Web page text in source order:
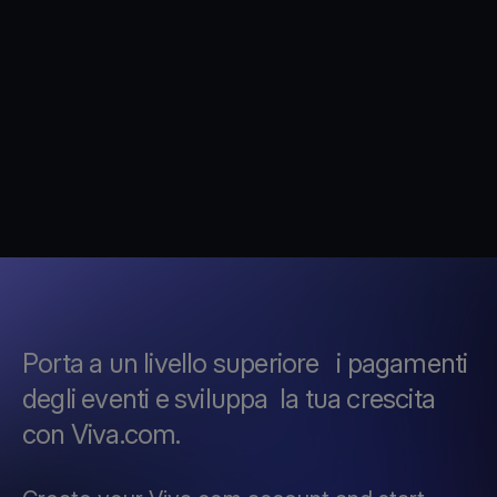
Porta a un livello superiore i pagamenti
degli eventi e sviluppa la tua crescita
con Viva.com.